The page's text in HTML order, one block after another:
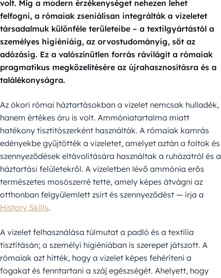
volt. Míg a modern érzékenységet nehezen lehet
felfogni, a rómaiak zseniálisan integrálták a vizeletet
társadalmuk különféle területeibe – a textilgyártástól a
személyes higiéniáig, az orvostudományig, sőt az
adózásig. Ez a valószínűtlen forrás rávilágít a rómaiak
pragmatikus megközelítésére az újrahasznosításra és a
találékonyságra.
Az ókori római háztartásokban a vizelet nemcsak hulladék,
hanem értékes áru is volt. Ammóniatartalma miatt
hatékony tisztítószerként használták. A rómaiak kamrás
edényekbe gyűjtötték a vizeletet, amelyet aztán a foltok és
szennyeződések eltávolítására használtak a ruházatról és a
háztartási felületekről. A vizeletben lévő ammónia erős
természetes mosószerré tette, amely képes átvágni az
otthonban felgyülemlett zsírt és szennyeződést — írja a
History Skills.
A vizelet felhasználása túlmutat a padló és a textília
tisztításán; a személyi higiéniában is szerepet játszott. A
rómaiak azt hitték, hogy a vizelet képes fehéríteni a
fogakat és fenntartani a száj egészségét. Ahelyett, hogy